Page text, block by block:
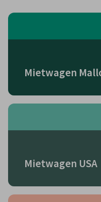
Mietwagen
Mietwagen USA